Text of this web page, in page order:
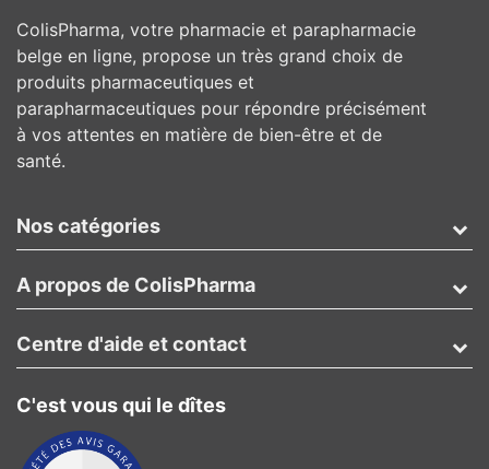
ColisPharma, votre pharmacie et parapharmacie
belge en ligne, propose un très grand choix de
produits pharmaceutiques et
parapharmaceutiques pour répondre précisément
à vos attentes en matière de bien-être et de
santé.
Nos catégories
A propos de ColisPharma
C'est vous qui le dîtes
Centre d'aide et contact